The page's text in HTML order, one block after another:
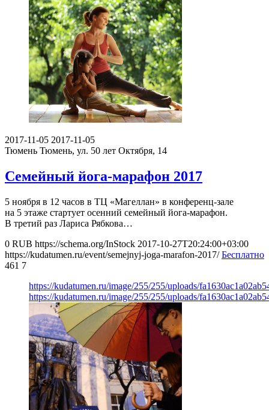
2017-11-05 2017-11-05
Тюмень Тюмень, ул. 50 лет Октября, 14
Семейный йога-марафон 2017
5 ноября в 12 часов в ТЦ «Магеллан» в конференц-зале
на 5 этаже стартует осенний семейный йога-марафон.
В третий раз Лариса Рябкова…
0 RUB https://schema.org/InStock 2017-10-27T20:24:00+03:00
https://kudatumen.ru/event/semejnyj-joga-marafon-2017/ Бесплатно
461 7
https://kudatumen.ru/image/255/255/uploads/
https://kudatumen.ru/image/255/255/uploads/